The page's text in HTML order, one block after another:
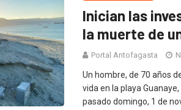
Inician las
la muerte de
Portal Antofagasta
Un hombre, de 70 años
vida en la playa
pasado domingo, 1 de